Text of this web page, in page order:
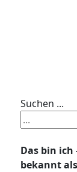
Suchen ...
Das bin ich
bekannt